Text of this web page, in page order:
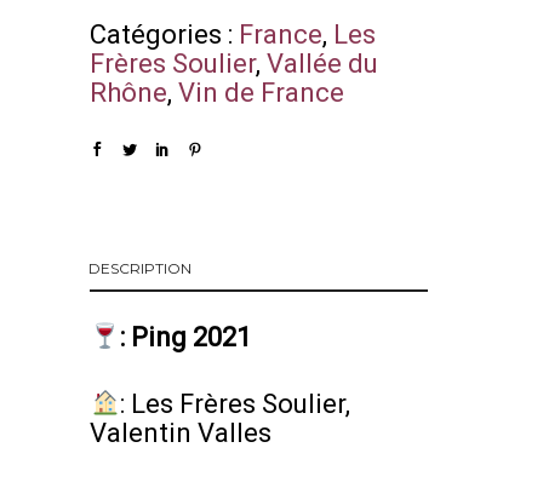
Catégories : France, Les
Frères Soulier, Vallée du
Rhône, Vin de France
DESCRIPTION
: Ping 2021
: Les Frères Soulier,
Valentin Valles